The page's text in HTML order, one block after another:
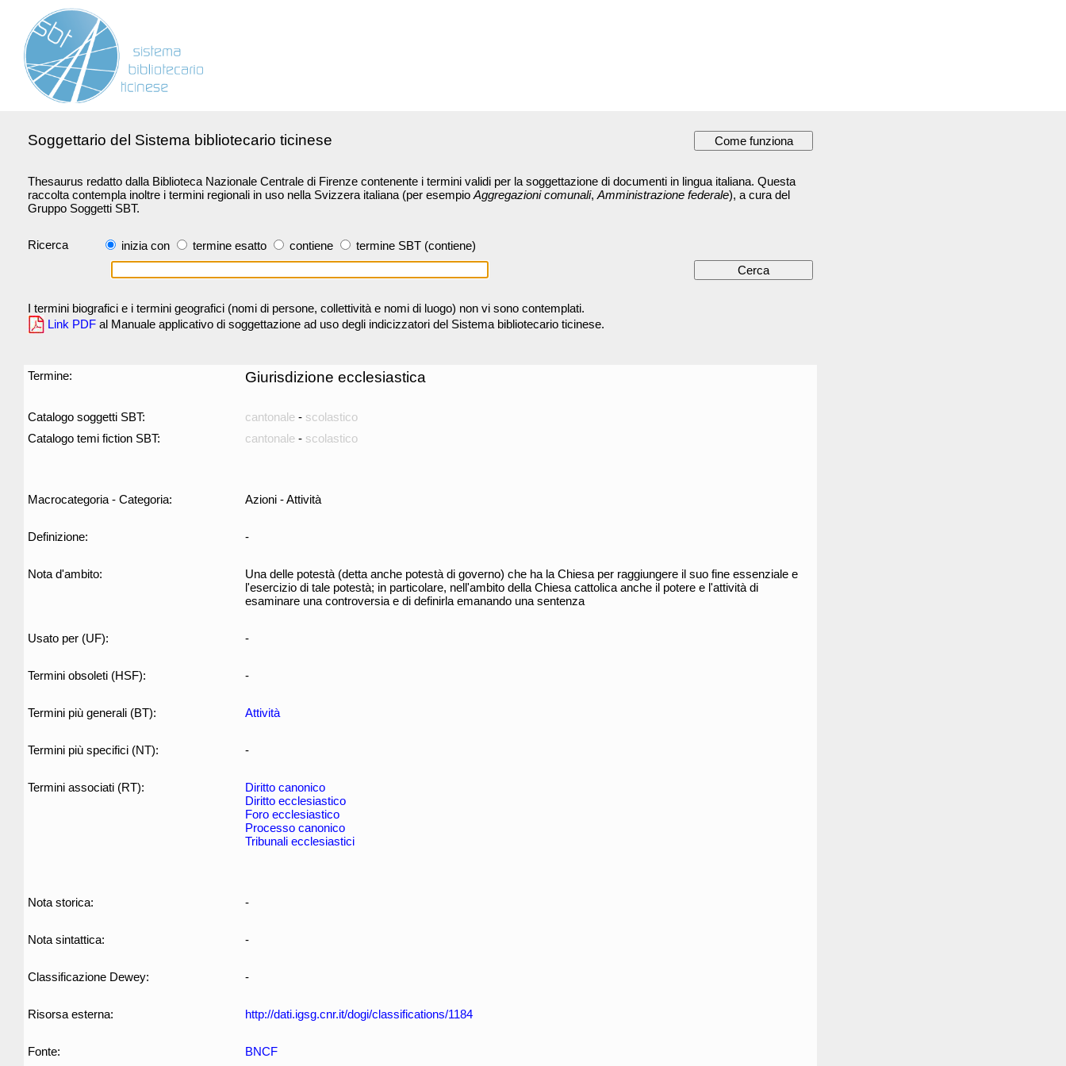
Soggettario del Sistema bibliotecario ticinese
Thesaurus redatto dalla Biblioteca Nazionale Centrale di Firenze contenente i termini validi per la soggettazione di documenti in lingua italiana. Questa
raccolta contempla inoltre i termini regionali in uso nella Svizzera italiana (per esempio Aggregazioni comunali, Amministrazione federale), a cura del
Gruppo Soggetti SBT.
Ricerca inizia con termine esatto contiene termine SBT (contiene)
I termini biografici e i termini geografici (nomi di persone, collettività e nomi di luogo) non vi sono contemplati.
Link PDF al Manuale applicativo di soggettazione ad uso degli indicizzatori del Sistema bibliotecario ticinese.
Termine: Giurisdizione ecclesiastica
Catalogo soggetti SBT: cantonale - scolastico
Catalogo temi fiction SBT:
cantonale - scolastico
Macrocategoria - Categoria: Azioni - Attività
Definizione: -
Nota d'ambito:
Una delle potestà (detta anche potestà di governo) che ha la Chiesa per raggiungere il suo fine essenziale e
l'esercizio di tale potestà; in particolare, nell'ambito della Chiesa cattolica anche il potere e l'attività di
esaminare una controversia e di definirla emanando una sentenza
Usato per (UF): -
Termini obsoleti (HSF): -
Termini più generali (BT): Attività
Termini più specifici (NT): -
Termini associati (RT):
Diritto canonico
Diritto ecclesiastico
Foro ecclesiastico
Processo canonico
Tribunali ecclesiastici
Nota storica: -
Nota sintattica: -
Classificazione Dewey: -
Risorsa esterna: http://dati.igsg.cnr.it/dogi/classifications/1184
Fonte: BNCF